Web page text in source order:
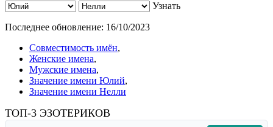
Узнать
Последнее обновление: 16/10/2023
Совместимость имён,
Женские имена,
Мужские имена,
Значение имени Юлий,
Значение имени Нелли
ТОП-3 ЭЗОТЕРИКОВ